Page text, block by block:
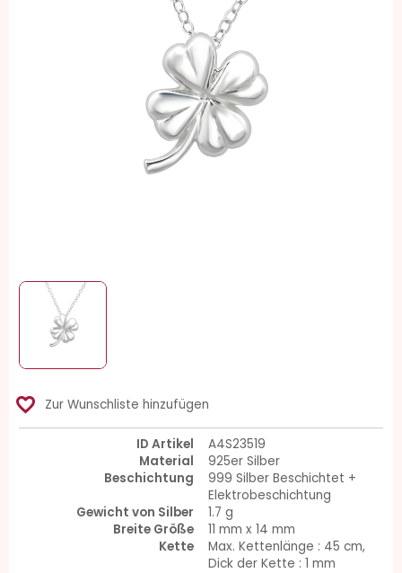
favorite_border Zur Wunschliste hinzufügen
ID Artikel
A4S23519
Material
925er Silber
Beschichtung
999 Silber Beschichtet +
Elektrobeschichtung
Gewicht von Silber
1.7 g
Breite Größe
11 mm x 14 mm
Kette
Max. Kettenlänge : 45 cm,
Dick der Kette : 1 mm